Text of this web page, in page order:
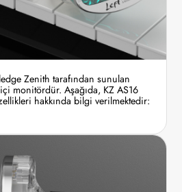
Zenith tarafından sunulan
monitördür. Aşağıda, KZ AS16
hakkında bilgi verilmektedir: